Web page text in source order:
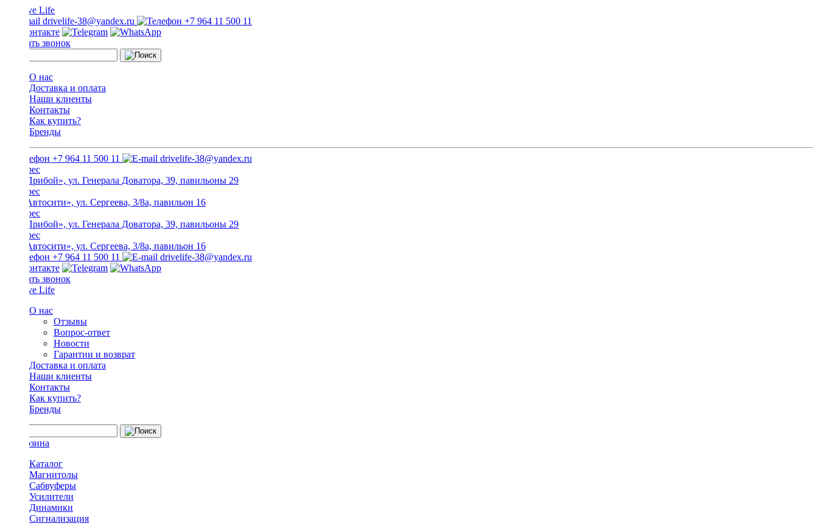
drivelife-38@yandex.ru +7 964 11 500 11
Заказать звонок
О нас
Доставка и оплата
Наши клиенты
Контакты
Как купить?
Бренды
+7 964 11 500 11 drivelife-38@yandex.ru
ТЦ «Прибой», ул. Генерала Доватора, 39, павильоны 29
ТЦ «Автосити», ул. Сергеева, 3/8а, павильон 16
ТЦ «Прибой», ул. Генерала Доватора, 39, павильоны 29
ТЦ «Автосити», ул. Сергеева, 3/8а, павильон 16
+7 964 11 500 11
drivelife-38@yandex.ru
Заказать звонок
О нас
Отзывы
Вопрос-ответ
Новости
Гарантии и возврат
Доставка и оплата
Наши клиенты
Контакты
Как купить?
Бренды
Каталог
Магнитолы
Сабвуферы
Усилители
Динамики
Сигнализация